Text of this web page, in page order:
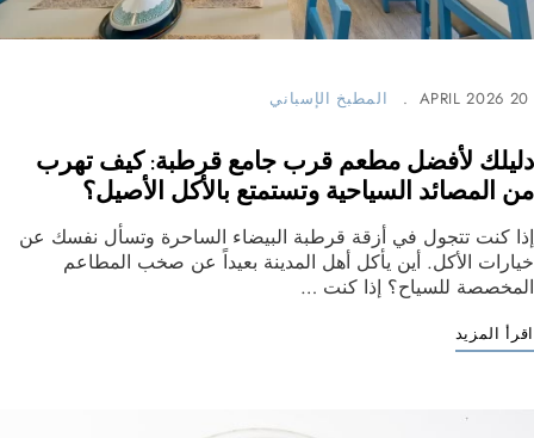
20 APRIL 2026 المطبخ الإسباني
دليلك لأفضل مطعم قرب جامع قرطبة: كيف تهرب
من المصائد السياحية وتستمتع بالأكل الأصيل؟
إذا كنت تتجول في أزقة قرطبة البيضاء الساحرة وتسأل نفسك عن
خيارات الأكل. أين يأكل أهل المدينة بعيداً عن صخب المطاعم
المخصصة للسياح؟ إذا كنت …
اقرأ المزيد